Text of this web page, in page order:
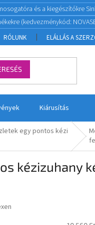
és a kiegészítőkre
(kedvezménykód:
RÓLUNK ELÁLLÁS A
Kiárusítás
egy pontos kézi
kézizuhany